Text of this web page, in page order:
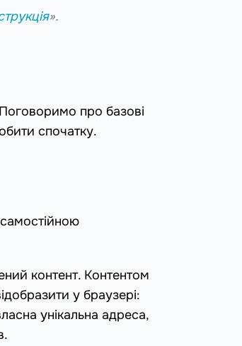
».
про базові
спочатку.
контент. Контентом
у браузері:
унікальна адреса,